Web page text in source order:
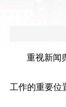
重视新闻舆
工作的重要位